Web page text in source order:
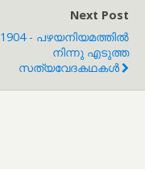
Next Post
1904 - പഴയനിയമത്തിൽ
നിന്നു എടുത്ത
സത്യവേദകഥകൾ